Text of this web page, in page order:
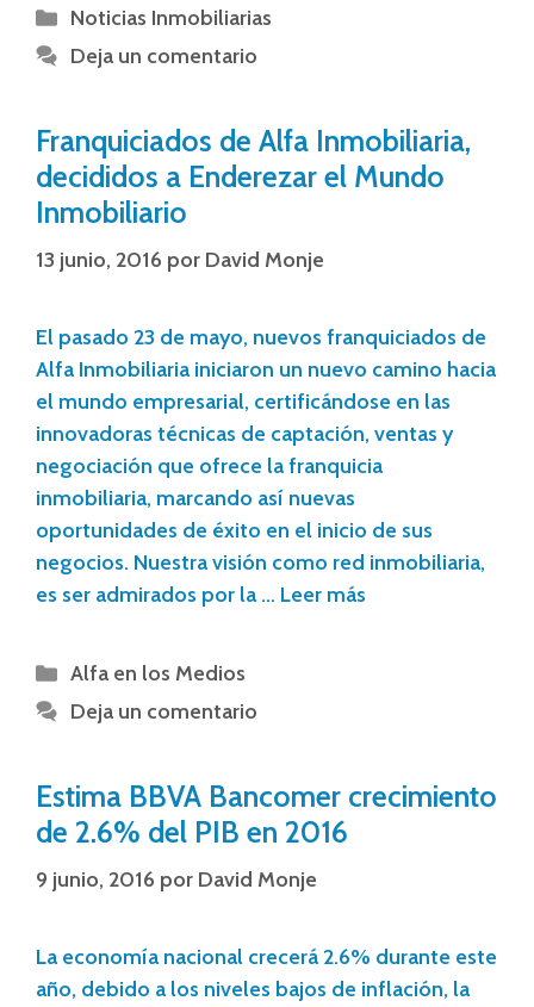
Noticias Inmobiliarias
Deja un comentario
Franquiciados de Alfa Inmobiliaria,
decididos a Enderezar el Mundo
Inmobiliario
13 junio, 2016 por David Monje
El pasado 23 de mayo, nuevos franquiciados de
Alfa Inmobiliaria iniciaron un nuevo camino hacia
el mundo empresarial, certificándose en las
innovadoras técnicas de captación, ventas y
negociación que ofrece la franquicia
inmobiliaria, marcando así nuevas
oportunidades de éxito en el inicio de sus
negocios. Nuestra visión como red inmobiliaria,
es ser admirados por la … Leer más
Alfa en los Medios
Deja un comentario
Estima BBVA Bancomer crecimiento
de 2.6% del PIB en 2016
9 junio, 2016 por David Monje
La economía nacional crecerá 2.6% durante este
año, debido a los niveles bajos de inflación, la